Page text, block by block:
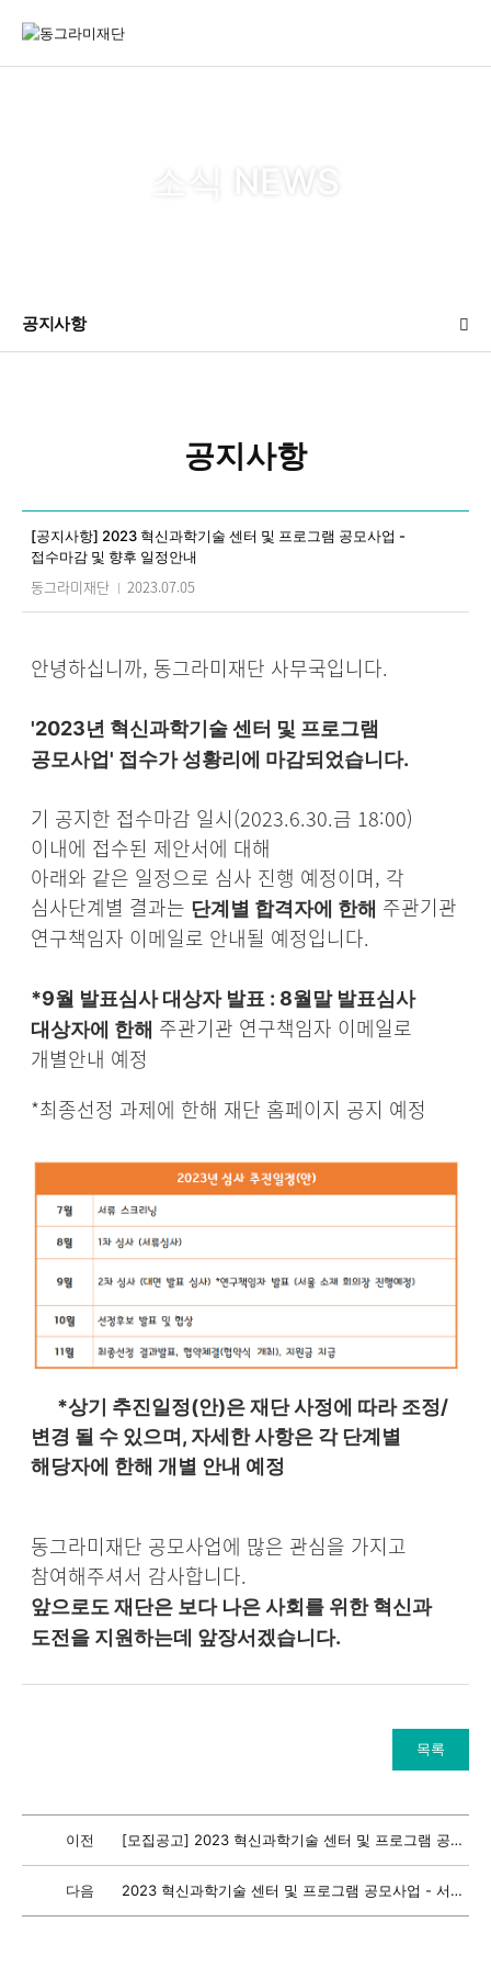
소식 NEWS
공지사항
공지사항
[공지사항] 2023 혁신과학기술 센터 및 프로그램 공모사업 -
접수마감 및 향후 일정안내
동그라미재단 2023.07.05
안녕하십니까, 동그라미재단 사무국입니다.
'2023년 혁신과학기술 센터 및 프로그램
공모사업' 접수가 성황리에 마감되었습니다.
기 공지한 접수마감 일시(2023.6.30.금 18:00)
이내에 접수된 제안서에 대해
아래와 같은 일정으로 심사 진행 예정이며, 각
심사단계별 결과는 단계별 합격자에 한해 주관기관
연구책임자 이메일로 안내될 예정입니다.
*9월 발표심사 대상자 발표 : 8월말 발표심사
대상자에 한해 주관기관 연구책임자 이메일로
개별안내 예정
*최종선정 과제에 한해 재단 홈페이지 공지 예정
*상기 추진일정(안)은 재단 사정에 따라 조정/
변경 될 수 있으며, 자세한 사항은 각 단계별
해당자에 한해 개별 안내 예정
동그라미재단 공모사업에 많은 관심을 가지고
참여해주셔서 감사합니다.
앞으로도 재단은 보다 나은 사회를 위한 혁신과
도전을 지원하는데 앞장서겠습니다.
목록
이전 [모집공고] 2023 혁신과학기술 센터 및 프로그램 공모사업 - 신규공모안내 (2023.6.30.금 접수마감...
다음 2023 혁신과학기술 센터 및 프로그램 공모사업 - 서류심사 결과발표 일정 및 발표일정 안내